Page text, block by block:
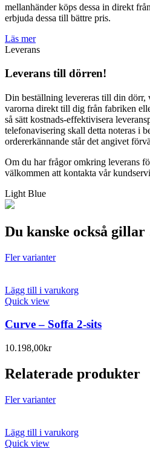
mellanhänder köps dessa in direkt
erbjuda dessa till bättre pris.
Läs mer
Leverans
Leverans till dörren!
Din beställning levereras till din dörr,
varorna direkt till dig från fabriken
så sätt kostnads-effektivisera
telefonavisering skall detta noteras i
ordererkännande står det angivet
Om du har frågor omkring leverans
välkommen att kontakta vår
Light Blue
Du kanske också
Fler varianter
Lägg till i varukorg
Quick view
Curve – Soffa 2-sits
10.198,00kr
Relaterade produkter
Fler varianter
Lägg till i varukorg
Quick view